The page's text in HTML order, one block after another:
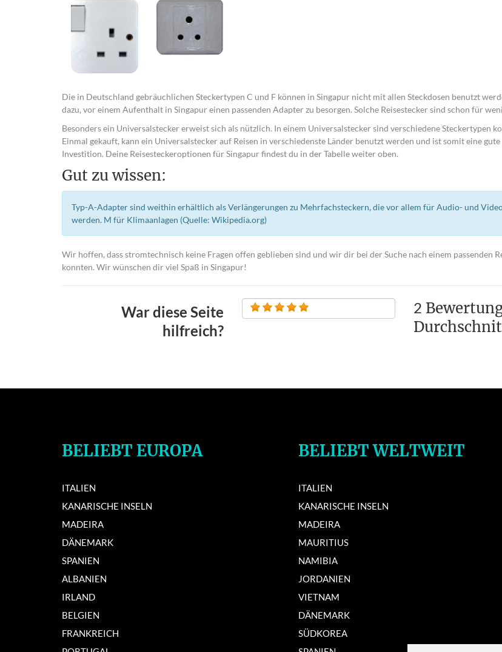
Die in Deutschland gebräuchlichen Steckertypen C und F können in Singapur nicht mit allen Steckdosen benutzt
dazu, vor einem Aufenthalt in Singapur einen passenden Adapter zu besorgen. Solche Reisestecker sind schon für
Besonders ein Universalstecker erweist sich als nützlich. In einem Universalstecker sind verschiedene Steckertypen
Einmal gekauft, kann ein Universalstecker auf Reisen in verschiedenste Länder benutzt werden und ist somit eine
Investition. Deine Reisesteckeroptionen für Singapur findest du in der Tabelle weiter oben.
Gut zu wissen:
Typ-A-Adapter sind weithin erhältlich als Verlängerungen zu Mehrfachsteckern, die vor allem für Audio- und
werden. M für Klimaanlagen (Quelle: Wikipedia.org)
Wir hoffen, dass stromtechnisch keine Fragen offen geblieben sind und wir dir bei der Suche nach einem passenden
konnten. Wir wünschen dir viel Spaß in Singapur!
War diese Seite
hilfreich?
2
BELIEBT EUROPA
ITALIEN
KANARISCHE INSELN
MADEIRA
DÄNEMARK
SPANIEN
ALBANIEN
IRLAND
BELGIEN
FRANKREICH
BELIEBT WELTWEIT
ITALIEN
KANARISCHE INSELN
MADEIRA
MAURITIUS
NAMIBIA
JORDANIEN
VIETNAM
DÄNEMARK
SÜDKOREA